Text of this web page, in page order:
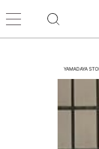
YAMADAYA